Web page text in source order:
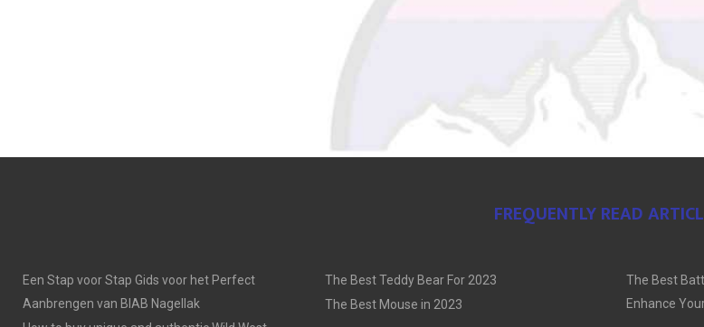
FREQUENTLY READ
Een Stap voor Stap Gids voor het Perfect
Aanbrengen van BIAB Nagellak
The Best Teddy Bear For 2023
The Best Mouse in 2023
The Best
Enhance